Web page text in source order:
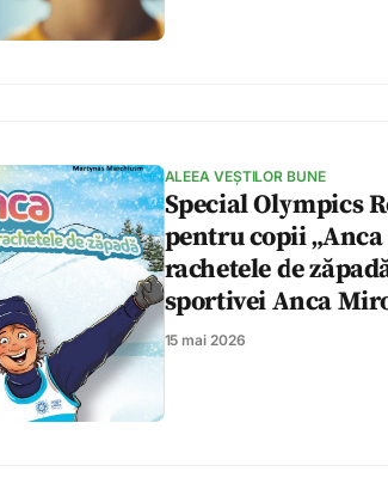
ALEEA VEȘTILOR BUNE
Special Olympics
pentru copii
rachetele de
sportivei Anca
15 mai 2026